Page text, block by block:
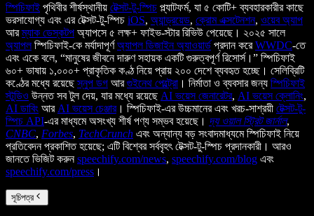
স্পিচিফাই পৃথিবীর শীর্ষস্থানীয় টেক্সট-টু-স্পিচ প্ল্যাটফর্ম, যা ৫ কোটি+ ব্যবহারকারীর কাছে
ভরসাযোগ্য এবং এর টেক্সট-টু-স্পিচ iOS, অ্যান্ড্রয়েড, ক্রোম এক্সটেনশন, ওয়েব অ্যাপ
আরম্যাক ডেস্কটপ অ্যাপসে ৫ লক্ষ+ ফাইভ-স্টার রিভিউ পেয়েছে। ২০২৫ সালে
অ্যাপলস্পিচিফাই-কে মর্যাদাপূর্ণঅ্যাপল ডিজাইন অ্যাওয়ার্ড প্রদান করেWWDC-তে
এবং একে বলে, “মানুষের জীবনে দারুণ সহায়ক একটি গুরুত্বপূর্ণ রিসোর্স।” স্পিচিফাই
৬০+ ভাষায় ১,০০০+ প্রাকৃতিক কণ্ঠ নিয়ে প্রায় ২০০ দেশে ব্যবহৃত হচ্ছে। সেলিব্রিটি
কণ্ঠের মধ্যে রয়েছেস্নুপ ডগ আরগুইনেথ পেল্ট্রো । নির্মাতা ও ব্যবসার জন্য স্পিচিফাই
স্টুডিও উন্নত সব টুল দেয়, যার মধ্যে রয়েছে AI ভয়েস জেনারেটর, AI ভয়েস ক্লোনিং,
AI ডাবিং আর AI ভয়েস চেঞ্জার। স্পিচিফাই-এর উচ্চমানের এবং খরচ-সাশ্রয়ী টেক্সট-টু-
স্পিচ API-এর মাধ্যমে অসংখ্য শীর্ষ পণ্য সম্ভব হয়েছে। দ্য ওয়াল স্ট্রিট জার্নাল,
CNBC, Forbes, TechCrunch এবং অন্যান্য বড় সংবাদমাধ্যমে স্পিচিফাই নিয়ে
প্রতিবেদন প্রকাশিত হয়েছে; এটি বিশ্বের সর্ববৃহৎ টেক্সট-টু-স্পিচ প্রদানকারী। আরও
জানতে ভিজিট করুনspeechify.com/news, speechify.com/blog এবং
speechify.com/press ।
সূচিপত্র